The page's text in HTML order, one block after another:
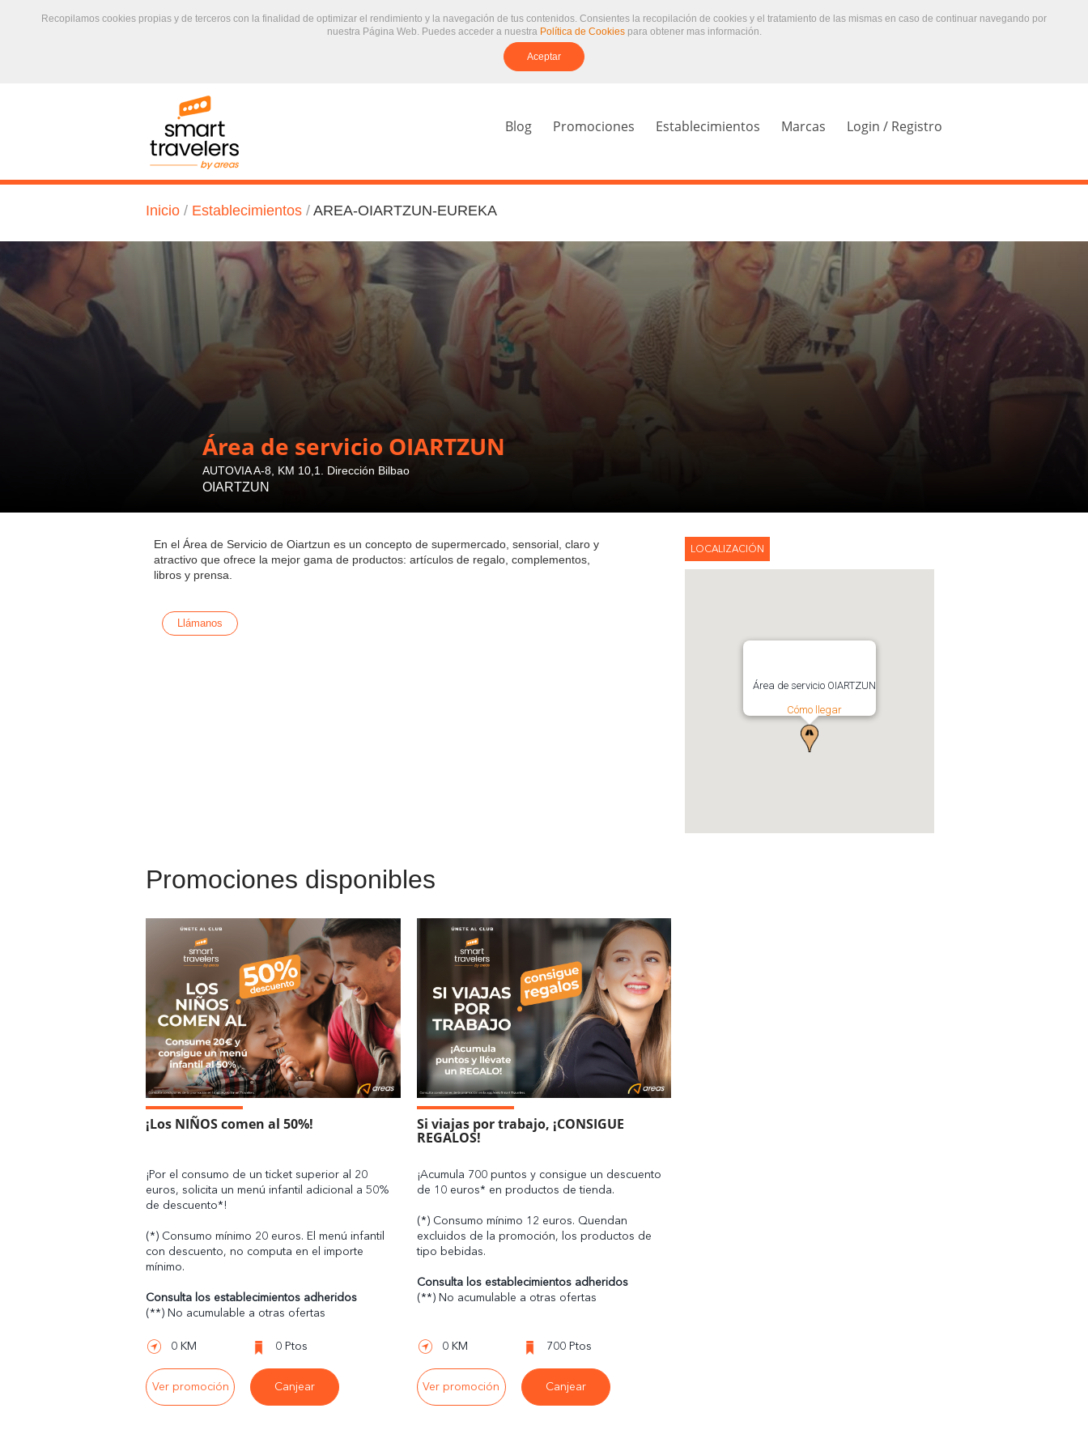
Recopilamos cookies propias y de terceros con la finalidad de optimizar el rendimiento y la navegación de tus contenidos. Consientes la recopilación de cookies y el tratamiento de las mismas en caso de continuar navegando por
nuestra Página Web. Puedes acceder a nuestra Política de Cookiespara obtener mas información.
Aceptar
Blog Promociones Establecimientos Marcas Login / Registro
Inicio / Establecimientos / AREA-OIARTZUN-EUREKA
Área de servicio OIARTZUN
AUTOVIA A-8, KM 10,1. Dirección Bilbao
OIARTZUN
En el Área de Servicio de Oiartzun es un concepto de supermercado, sensorial, claro y
atractivo que ofrece la mejor gama de productos: artículos de regalo, complementos,
libros y prensa.
Llámanos
LOCALIZACIÓN
Área de servicio OIARTZUN
Cómo llegar
Promociones disponibles
¡Los NIÑOS comen al 50%!
¡Por el consumo de un ticket superior al 20
euros, solicita un menú infantil adicional a 50%
de descuento*!
(*) Consumo mínimo 20 euros. El menú infantil
con descuento, no computa en el importe
mínimo.
Consulta los establecimientos adheridos
(**) No acumulable a otras ofertas
0 KM 0 Ptos
Ver promoción Canjear
Si viajas por trabajo, ¡CONSIGUE
REGALOS!
¡Acumula 700 puntos y consigue un descuento
de 10 euros* en productos de tienda.
(*) Consumo mínimo 12 euros. Quendan
excluidos de la promoción, los productos de
tipo bebidas.
Consulta los establecimientos adheridos
(**) No acumulable a otras ofertas
0 KM 700 Ptos
Ver promoción Canjear